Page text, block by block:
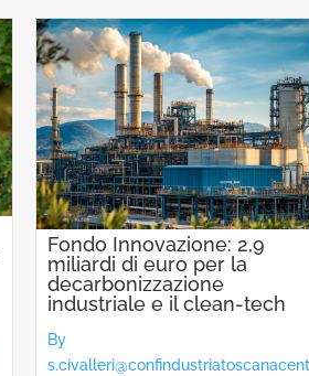
Fondo Innovazione: 2,9
miliardi di euro per la
decarbonizzazione
industriale e il clean-tech
By